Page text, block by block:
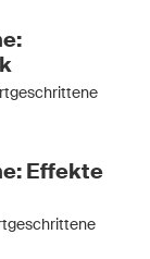
Effekte